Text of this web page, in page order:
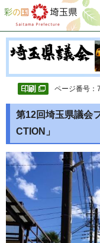
彩の国 埼玉県
ページ番号：
第12回埼玉県議会
CTION 」